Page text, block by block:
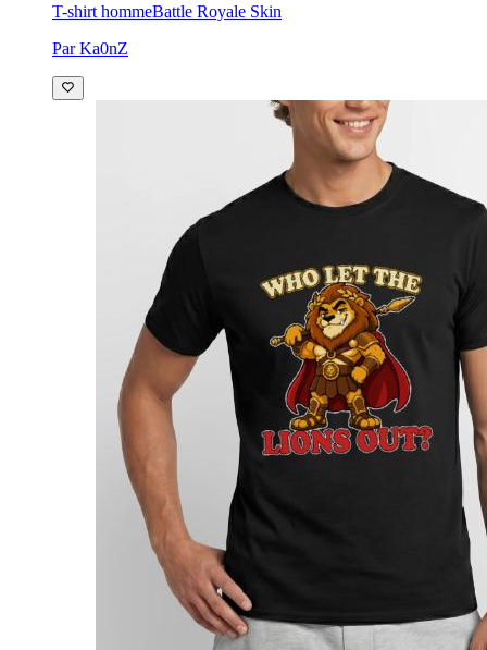
T-shirt hommeBattle Royale Skin
Par Ka0nZ